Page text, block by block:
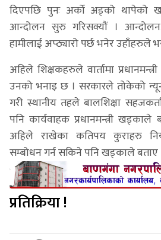
दिएपछि पुनः अर्को अड्को थापेको
आन्दोलन सुरु गरिसक्यौं ।
हामीलाई अप्ठ्यारो पर्छ भनेर उहाँहरुले
अहिले शिक्षकहरुले वार्तामा
उनको भनाइ छ । सरकारले तोकेको
गरी स्थानीय तहले बालशिक्षा
पनि कार्यवाहक प्रधानमन्त्री
अहिले राखेका कतिपय कुराहरु
सम्बोधन गर्न सकिने पनि खड्काले बताए
प्रतिक्रिया !